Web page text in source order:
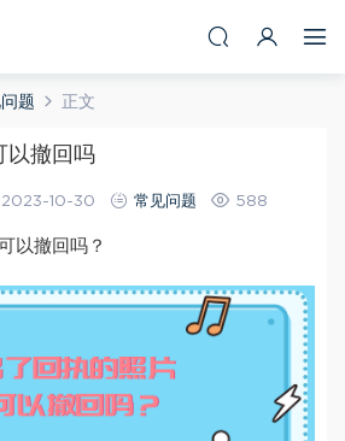
题 正文
以撤回吗
2023-10-30 常见问题 588
以撤回吗？